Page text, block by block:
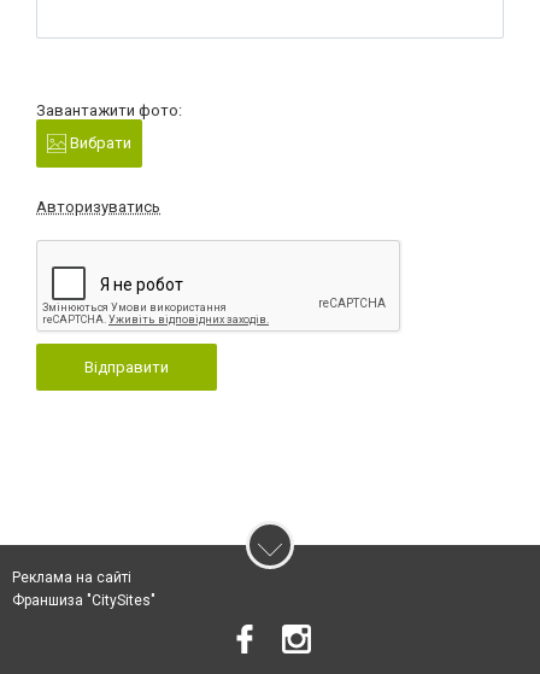
Завантажити фото:
Вибрати
Авторизуватись
Відправити
Реклама на сайті
Франшиза "CitySites"